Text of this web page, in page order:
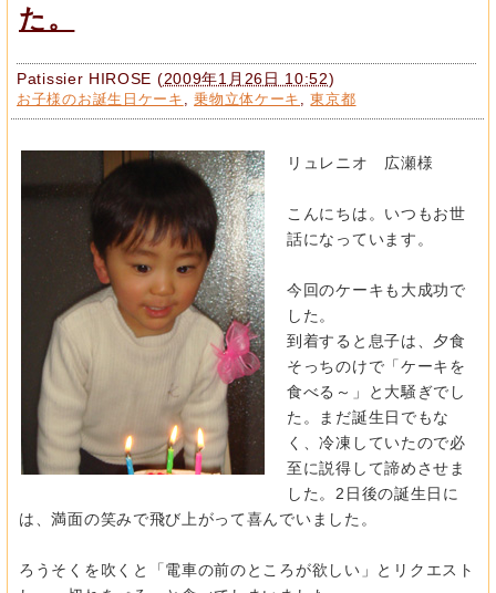
た。
Patissier HIROSE (2009年1月26日 10:52)
お子様のお誕生日ケーキ ,乗物立体ケーキ ,東京都
リュレニオ 広瀬様
こんにちは。いつもお世
話になっています。
今回のケーキも大成功で
した。
到着すると息子は、夕食
そっちのけで「ケーキを
食べる～」と大騒ぎでし
た。まだ誕生日でもな
く、冷凍していたので必
至に説得して諦めさせま
した。2日後の誕生日に
は、満面の笑みで飛び上がって喜んでいました。
ろうそくを吹くと「電車の前のところが欲しい」とリクエスト